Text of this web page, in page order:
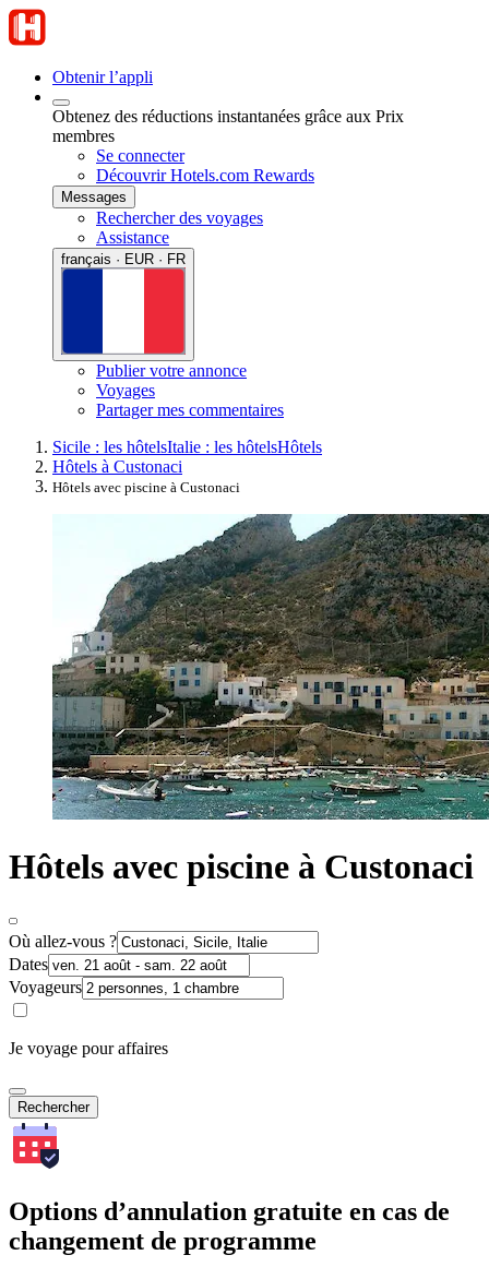
Obtenir l’appli
Obtenez des réductions instantanées grâce aux Prix
membres
Se connecter
Découvrir Hotels.com Rewards
Messages
Rechercher des voyages
Assistance
français · EUR · FR
Publier votre annonce
Voyages
Partager mes commentaires
Sicile : les hôtelsItalie : les hôtelsHôtels
Hôtels à Custonaci
Hôtels avec piscine à Custonaci
Hôtels avec piscine à Custonaci
Où allez-vous ?
Dates
Voyageurs
Je voyage pour affaires
Rechercher
Options d’annulation gratuite en cas de
changement de programme